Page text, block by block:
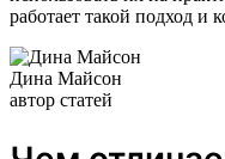
работает такой подход и
Дина Майсон
автор статей